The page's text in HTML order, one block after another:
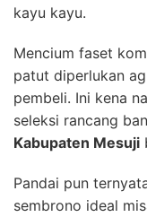
kayu kayu.
Mencium faset
patut diperlukan
pembeli. Ini kena
seleksi rancang
Kabupaten Mesuji
Pandai pun
sembrono ideal